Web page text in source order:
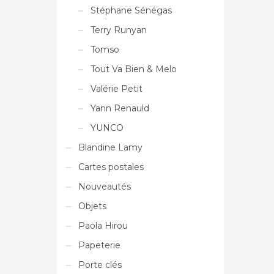
Stéphane Sénégas
Terry Runyan
Tomso
Tout Va Bien & Melo
Valérie Petit
Yann Renauld
YUNCO
Blandine Lamy
Cartes postales
Nouveautés
Objets
Paola Hirou
Papeterie
Porte clés